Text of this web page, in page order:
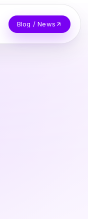
Blog / News